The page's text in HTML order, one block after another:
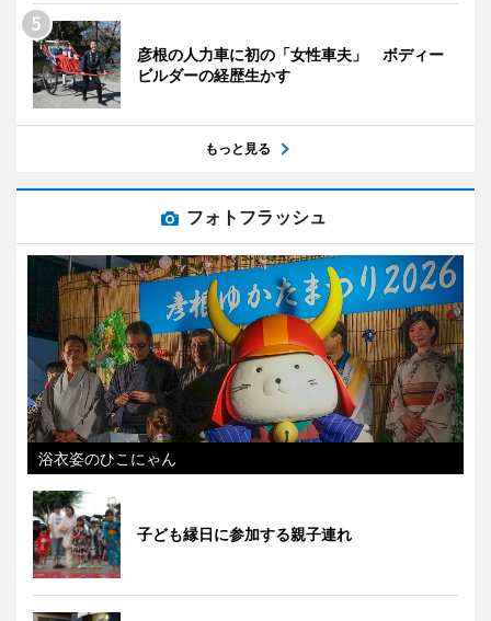
彦根の人力車に初の「女性車夫」 ボディー
ビルダーの経歴生かす
もっと見る
フォトフラッシュ
浴衣姿のひこにゃん
子ども縁日に参加する親子連れ